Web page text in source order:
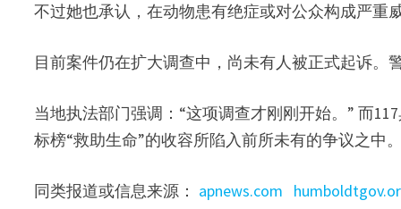
不过她也承认，在动物患有绝症或对公众构成严重
目前案件仍在扩大调查中，尚未有人被正式起诉。
当地执法部门强调：“这项调查才刚刚开始。” 而
标榜“救助生命”的收容所陷入前所未有的争议之中。
同类报道或信息来源： apnews.com